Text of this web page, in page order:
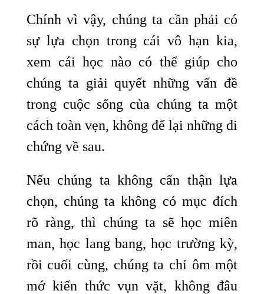
Chính vì vậy, chúng ta cần phải có
sự lựa chọn trong cái vô hạn kia,
xem cái học nào có thể giúp cho
chúng ta giải quyết những vấn đề
trong cuộc sống của chúng ta một
cách toàn vẹn, không để lại những di
chứng về sau.
Nếu chúng ta không cẩn thận lựa
chọn, chúng ta không có mục đích
rõ ràng, thì chúng ta sẽ học miên
man, học lang bang, học trường kỳ,
rồi cuối cùng, chúng ta chỉ ôm một
mớ kiến thức vụn vặt, không đâu